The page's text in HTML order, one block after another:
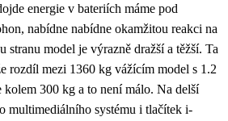
energie v bateriích máme pod
nabídne nabídne okamžitou reakci na
stranu model je výrazně dražší a těžší. Ta
rozdíl mezi 1360 kg vážícím model s 1.2
300 kg a to není málo. Na delší
multimediálního systému i tlačítek i-